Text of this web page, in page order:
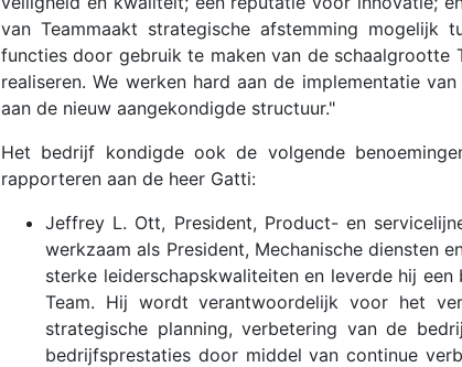
van Teammaakt strategische afstemming mogelijk
functies door gebruik te maken van de
realiseren. We werken hard aan de implementatie
aan de nieuw aangekondigde structuur."
Het bedrijf kondigde ook de volgende
rapporteren aan de heer Gatti:
Jeffrey L. Ott, President, Product- en
werkzaam als President, Mechanische diensten
sterke leiderschapskwaliteiten en leverde hij
Team. Hij wordt verantwoordelijk voor het
strategische planning, verbetering van de
bedrijfsprestaties door middel van continue